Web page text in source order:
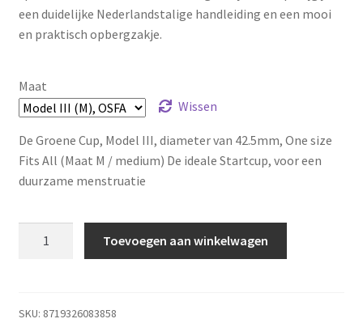
een duidelijke Nederlandstalige handleiding en een mooi
en praktisch opbergzakje.
Maat
Wissen
De Groene Cup, Model III, diameter van 42.5mm, One size
Fits All (Maat M / medium) De ideale Startcup, voor een
duurzame menstruatie
duurzame
Toevoegen aan winkelwagen
SKU: 8719326083858